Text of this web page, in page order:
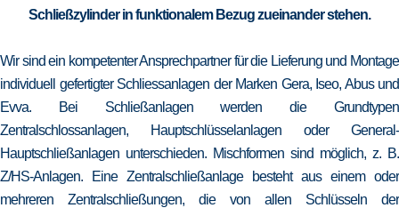
Schließzylinder in funktionalem Bezug zueinander stehen.
Wir sind ein kompetenter Ansprechpartner für die Lieferung und Montage
individuell gefertigter Schliessanlagen der Marken Gera, Iseo, Abus und
Evva. Bei Schließanlagen werden die Grundtypen
Zentralschlossanlagen, Hauptschlüsselanlagen oder General-
Hauptschließanlagen unterschieden. Mischformen sind möglich, z. B.
Z/HS-Anlagen. Eine Zentralschließanlage besteht aus einem oder
mehreren Zentralschließungen, die von allen Schlüsseln der